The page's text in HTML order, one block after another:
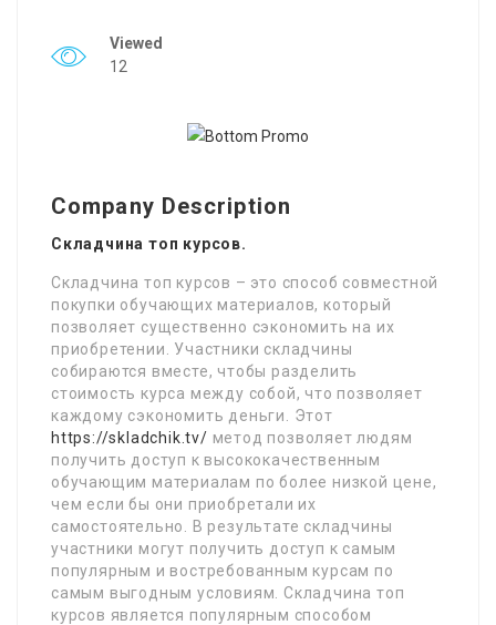
Viewed
12
Company Description
Складчина топ курсов.
Складчина топ курсов – это способ совместной
покупки обучающих материалов, который
позволяет существенно сэкономить на их
приобретении. Участники складчины
собираются вместе, чтобы разделить
стоимость курса между собой, что позволяет
каждому сэкономить деньги. Этот
https://skladchik.tv/ метод позволяет людям
получить доступ к высококачественным
обучающим материалам по более низкой цене,
чем если бы они приобретали их
самостоятельно. В результате складчины
участники могут получить доступ к самым
популярным и востребованным курсам по
самым выгодным условиям. Складчина топ
курсов является популярным способом